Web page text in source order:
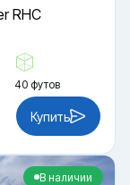
RHC
40 футов
Купить
В наличии